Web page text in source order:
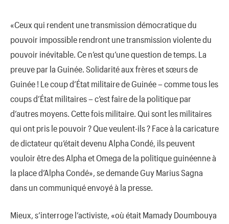
«Ceux qui rendent une transmission démocratique du
pouvoir impossible rendront une transmission violente du
pouvoir inévitable. Ce n’est qu’une question de temps. La
preuve par la Guinée. Solidarité aux frères et sœurs de
Guinée ! Le coup d’État militaire de Guinée – comme tous les
coups d’État militaires – c’est faire de la politique par
d’autres moyens. Cette fois militaire. Qui sont les militaires
qui ont pris le pouvoir ? Que veulent-ils ? Face à la caricature
de dictateur qu’était devenu Alpha Condé, ils peuvent
vouloir être des Alpha et Omega de la politique guinéenne à
la place d’Alpha Condé», se demande Guy Marius Sagna
dans un communiqué envoyé à la presse.
Mieux, s’interroge l’activiste, «où était Mamady Doumbouya